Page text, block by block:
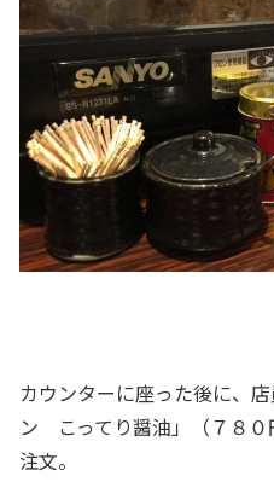
カウンターに座った後に、
ン こってり醤油」（７８０
注文。